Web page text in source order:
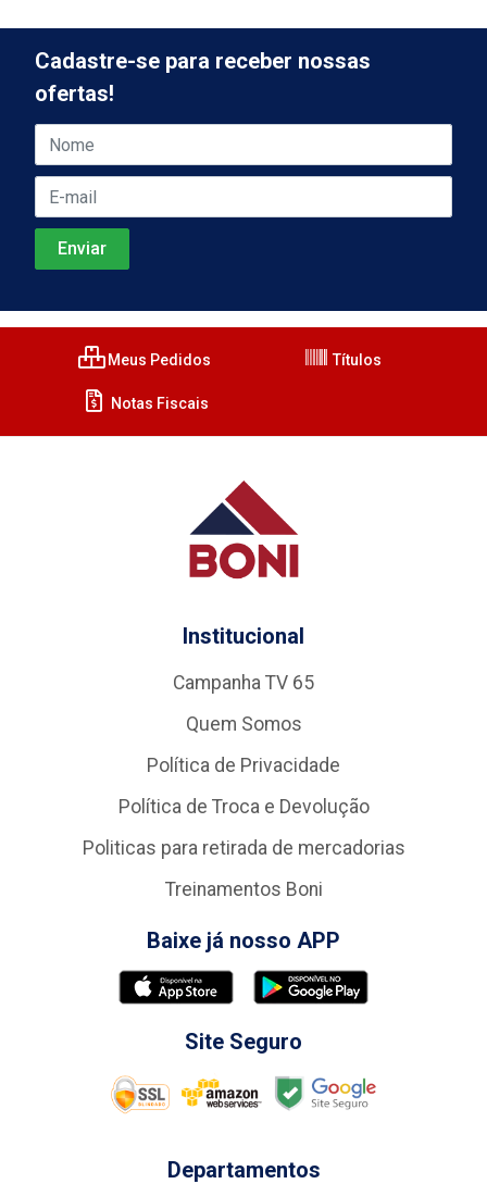
Cadastre-se para receber nossas
ofertas!
Meus Pedidos Títulos
Notas Fiscais
Institucional
Campanha TV 65
Quem Somos
Política de Privacidade
Política de Troca e Devolução
Politicas para retirada de mercadorias
Treinamentos Boni
Baixe já nosso APP
Site Seguro
Departamentos